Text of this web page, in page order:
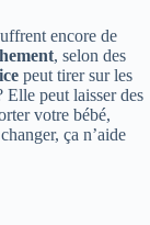
encore de
, selon des
peut tirer sur les
Elle peut laisser des
votre bébé,
ça n’aide